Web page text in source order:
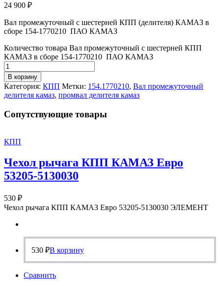
24 900 ₽
Вал промежуточный с шестерней КПП (делителя) КАМАЗ в
сборе 154-1770210 ПАО КАМАЗ
Количество товара Вал промежуточный с шестерней КПП
КАМАЗ в сборе 154-1770210 ПАО КАМАЗ
В корзину
Категория: КПП Метки: 154.1770210, Вал промежуточный
делителя камаз, промвал делителя камаз
Cопутствующие товары
КПП
Чехол рычага КПП КАМАЗ Евро
53205-5130030
530 ₽
Чехол рычага КПП КАМАЗ Евро 53205-5130030 ЭЛЕМЕНТ
530 ₽В корзину
Сравнить